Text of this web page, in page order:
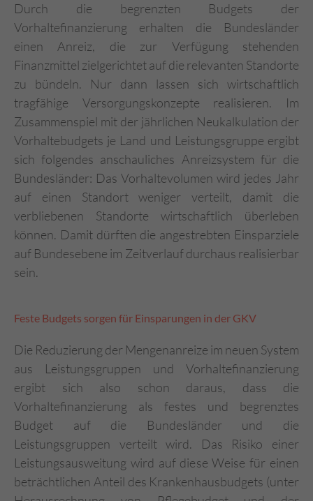
Durch die begrenzten Budgets der
Vorhaltefinanzierung erhalten die Bundesländer
einen Anreiz, die zur Verfügung stehenden
Finanzmittel zielgerichtet auf die relevanten Standorte
zu bündeln. Nur dann lassen sich wirtschaftlich
tragfähige Versorgungskonzepte realisieren. Im
Zusammenspiel mit der jährlichen Neukalkulation der
Vorhaltebudgets je Land und Leistungsgruppe ergibt
sich folgendes anschauliches Anreizsystem für die
Bundesländer: Das Vorhaltevolumen wird jedes Jahr
auf einen Standort weniger verteilt, damit die
verbliebenen Standorte wirtschaftlich überleben
können. Damit dürften die angestrebten Einsparziele
auf Bundesebene im Zeitverlauf durchaus realisierbar
sein.
Feste Budgets sorgen für Einsparungen in der GKV
Die Reduzierung der Mengenanreize im neuen System
aus Leistungsgruppen und Vorhaltefinanzierung
ergibt sich also schon daraus, dass die
Vorhaltefinanzierung als festes und begrenztes
Budget auf die Bundesländer und die
Leistungsgruppen verteilt wird. Das Risiko einer
Leistungsausweitung wird auf diese Weise für einen
beträchtlichen Anteil des Krankenhausbudgets (unter